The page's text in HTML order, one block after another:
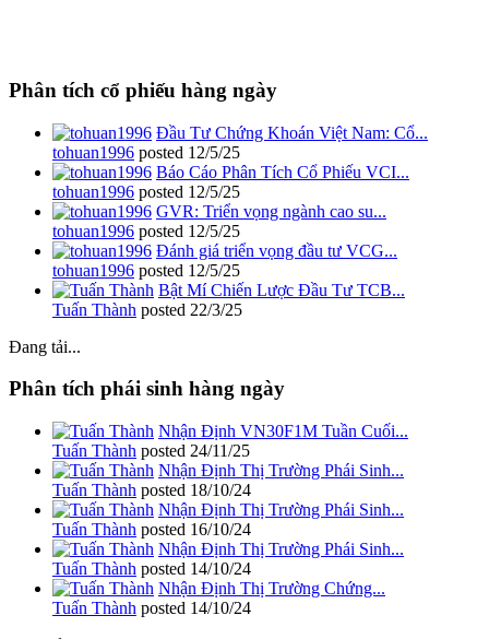
Phân tích cổ phiếu hàng ngày
Đầu Tư Chứng Khoán Việt Nam: Cổ...
tohuan1996 posted 12/5/25
Báo Cáo Phân Tích Cổ Phiếu VCI...
tohuan1996 posted 12/5/25
GVR: Triển vọng ngành cao su...
tohuan1996 posted 12/5/25
Đánh giá triển vọng đầu tư VCG...
tohuan1996 posted 12/5/25
Bật Mí Chiến Lược Đầu Tư TCB...
Tuấn Thành posted 22/3/25
Đang tải...
Phân tích phái sinh hàng ngày
Nhận Định VN30F1M Tuần Cuối...
Tuấn Thành posted 24/11/25
Nhận Định Thị Trường Phái Sinh...
Tuấn Thành posted 18/10/24
Nhận Định Thị Trường Phái Sinh...
Tuấn Thành posted 16/10/24
Nhận Định Thị Trường Phái Sinh...
Tuấn Thành posted 14/10/24
Nhận Định Thị Trường Chứng...
Tuấn Thành posted 14/10/24